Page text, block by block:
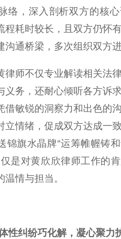
络，深入剖析双方的核
程耗时较长，且双方仍怀
沟通桥梁，多次组织双方
律师不仅专业解读相关法
义务，还耐心倾听各方诉
借敏锐的洞察力和出色的
立情绪，促成双方达成一
锦旗水晶牌“运筹帷幄铸
是对黄欣欣律师工作的
情与担当。
性纠纷巧化解，凝心聚力